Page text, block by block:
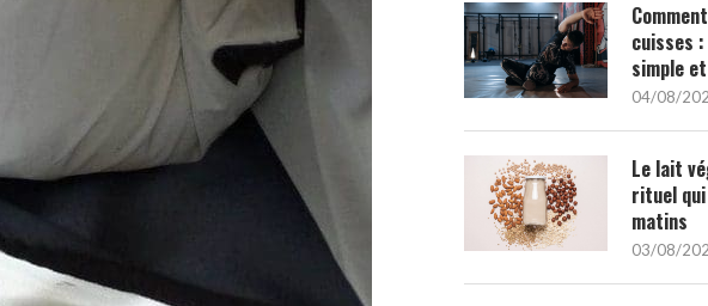
cuisses
simple
04/08/
Le lait
rituel qui
matins
03/08/